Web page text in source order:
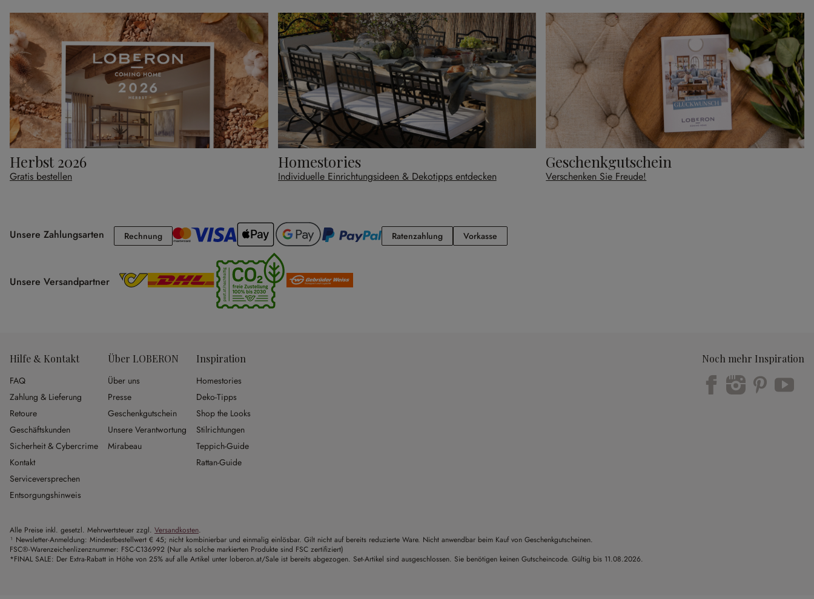
Herbst 2026
Gratis bestellen
Homestories
Individuelle Einrichtungsideen & Dekotipps entdecken
Geschenkgutschein
Verschenken Sie Freude!
Unsere Zahlungsarten RechnungRechnung RatenzahlungRatenzahlung
VorkasseVorkasse
Unsere Versandpartner
Hilfe & Kontakt
FAQ
Zahlung & Lieferung
Retoure
Geschäftskunden
Sicherheit & Cybercrime
Kontakt
Serviceversprechen
Entsorgungshinweis
Über LOBERON
Über uns
Presse
Geschenkgutschein
Unsere Verantwortung
Mirabeau
Inspiration
Homestories
Deko-Tipps
Shop the Looks
Stilrichtungen
Teppich-Guide
Rattan-Guide
Noch mehr Inspiration
Alle Preise inkl. gesetzl. Mehrwertsteuer zzgl. Versandkosten.
¹ Newsletter-Anmeldung: Mindestbestellwert € 45; nicht kombinierbar und einmalig einlösbar. Gilt nicht auf bereits reduzierte Ware. Nicht anwendbar beim Kauf von Geschenkgutscheinen.
FSC®-Warenzeichenlizenznummer: FSC-C136992 (Nur als solche markierten Produkte sind FSC zertifiziert)
*FINAL SALE: Der Extra-Rabatt in Höhe von 25% auf alle Artikel unter loberon.at/Sale ist bereits abgezogen. Set-Artikel sind ausgeschlossen. Sie benötigen keinen Gutscheincode. Gültig bis 11.08.2026.